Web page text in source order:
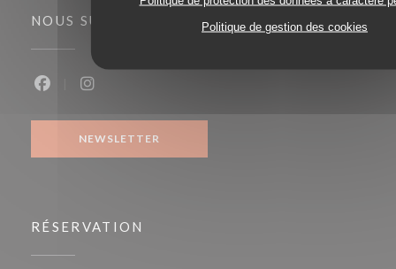
Politique de gestion des cookies
NOUS SUIVRE
NEWSLETTER
RÉSERVATION